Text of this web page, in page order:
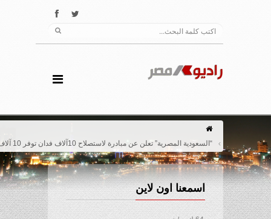
“السعودية المصرية” تعلن عن مبادرة لاستصلاح 10آلاف فدان توفر 10 آلاف فرصة عمل
اسمعنا اون لاين